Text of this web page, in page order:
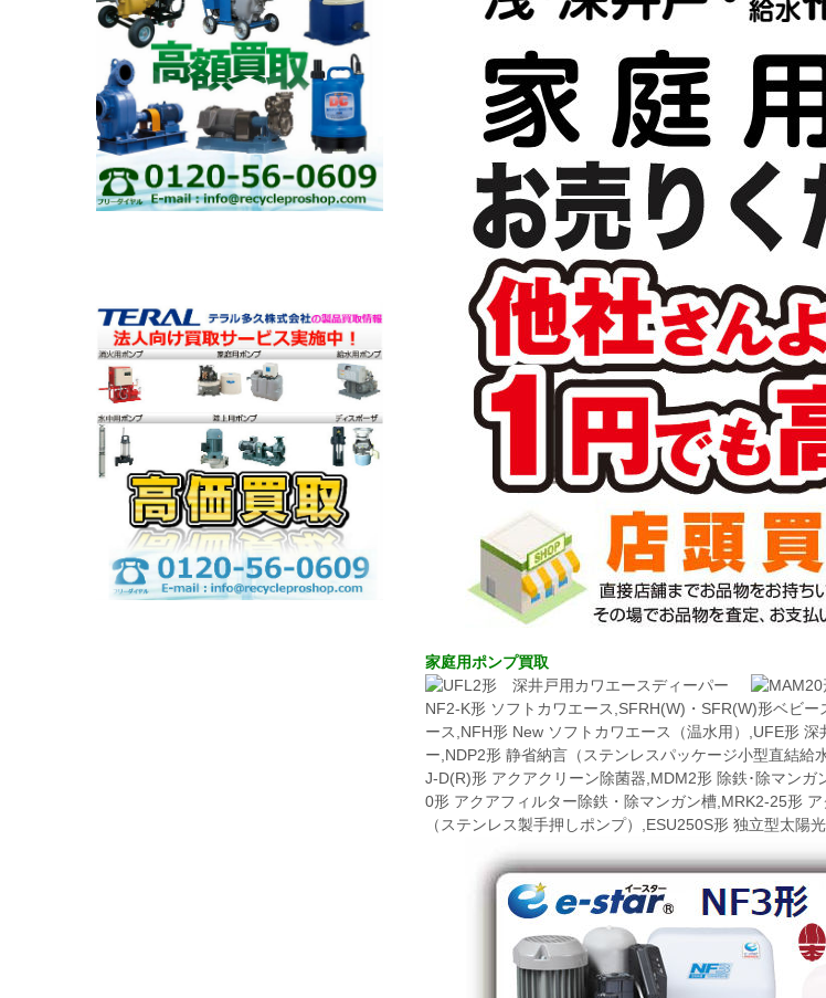
家庭用ポンプ買取
NF2-K形 ソフトカワエース,SFRH(W)・SFR(W)形ベビ
ース,NFH形 New ソフトカワエース（温水用）,UFE形
ー,NDP2形 静省納言（ステンレスパッケージ小型直結
J-D(R)形 アクアクリーン除菌器,MDM2形 除鉄･除マン
0形 アクアフィルター除鉄・除マンガン槽,MRK2-25形
（ステンレス製手押しポンプ）,ESU250S形 独立型太陽